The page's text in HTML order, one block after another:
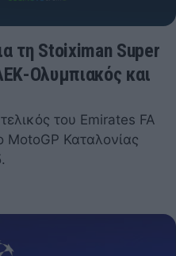
τη Stoiximan Super
Ολυμπιακός και
του Emirates FA
MotoGP Καταλονίας